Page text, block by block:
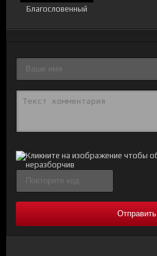
Благословенный
Отправить